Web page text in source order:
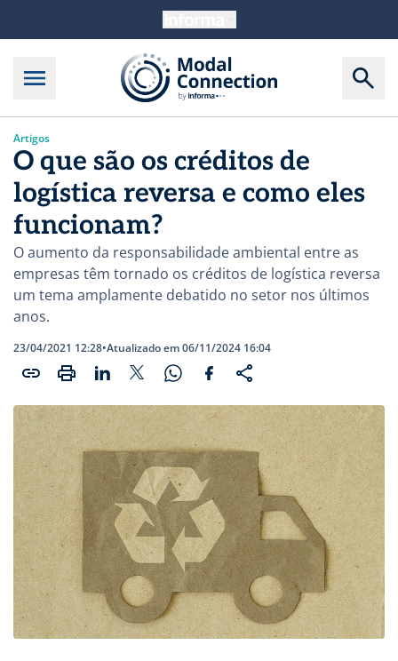
Artigos
O que são os créditos de
logística reversa e como eles
funcionam?
O aumento da responsabilidade ambiental entre as
empresas têm tornado os créditos de logística reversa
um tema amplamente debatido no setor nos últimos
anos.
23/04/2021 12:28•Atualizado em 06/11/2024 16:04